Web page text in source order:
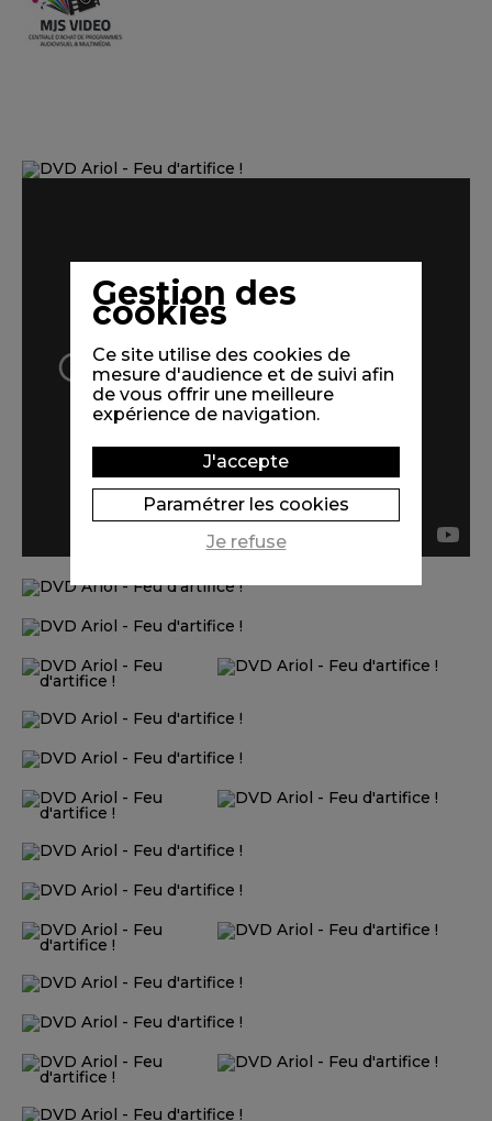
Gestion des
cookies
Ce site utilise des cookies de
mesure d'audience et de suivi afin
de vous offrir une meilleure
expérience de navigation.
J'accepte
Paramétrer les cookies
Je refuse